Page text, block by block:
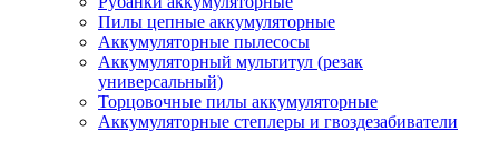
Пилы цепные аккумуляторные
Аккумуляторные пылесосы
Аккумуляторный мультитул (резак
универсальный)
Торцовочные пилы аккумуляторные
Аккумуляторные степлеры и гвоздезабиватели